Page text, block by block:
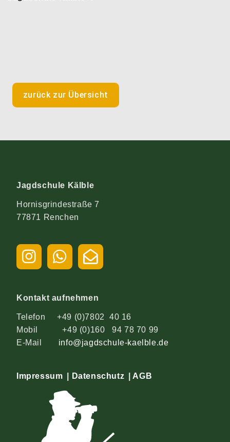
zurück zur Übersicht
Jagdschule Kälble
Hornisgrindestraße 7
77871 Renchen
Kontakt aufnehmen
Telefon +49 (0)7802 40 16
Mobil +49 (0)160 94 78 70 99
E-Mail info@jagdschule-kaelble.de
Impressum Datenschutz AGB